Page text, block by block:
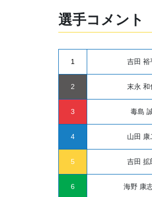
選手コメント
1 吉田 裕
2 末永 和
3 毒島
4 山田 康
5 吉田 拡
6 海野 康